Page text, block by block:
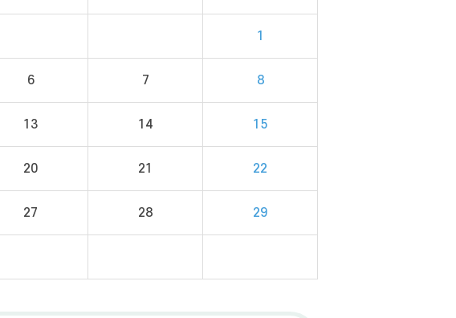
1
6 7 8
13 14 15
20 21 22
27 28 29